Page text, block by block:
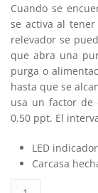
Cuando se
se activa al
relevador se
que abra una
purga o
hasta que se
usa un factor de
0.50 ppt. El
LED
Carcasa